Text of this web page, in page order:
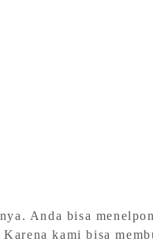
Anda bisa
kami bisa